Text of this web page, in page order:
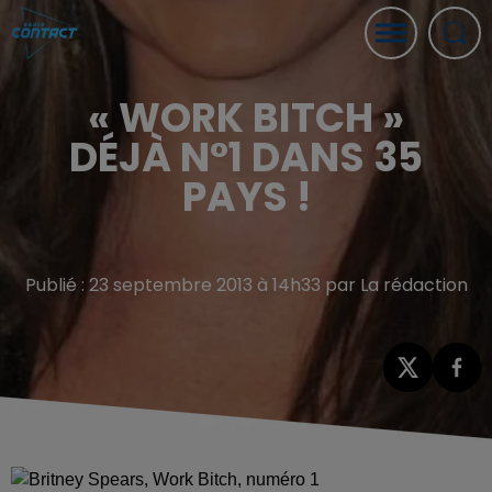
« WORK BITCH »
DÉJÀ N°1 DANS 35
PAYS !
Publié : 23 septembre 2013 à 14h33 par La rédaction